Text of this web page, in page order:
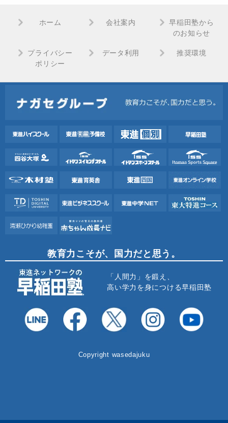
ホーム 会社案内
早稲田塾から
のお知らせ
プライバシー
ポリシー
データ利用 推奨環境
教育力こそが、国力だと思う。
「人間力」を鍛え、
高い学力を身につける早稲田塾
Copyright wasedajuku